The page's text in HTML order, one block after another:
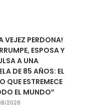
VEJEZ PERDONA!
ESPOSA Y
A UNA
DE 85 AÑOS: EL
QUE ESTREMECE
EL MUNDO”
2026